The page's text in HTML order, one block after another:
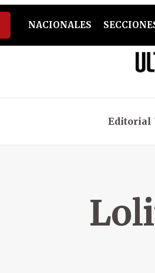
NACIONALES
Editorial